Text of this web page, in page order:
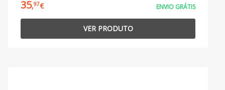
35,97€ ENVIO GRÁTIS
VER PRODUTO